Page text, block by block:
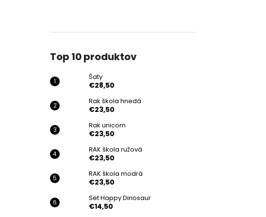
Top 10 produktov
Šaty
€28,50
Rak škola hnedá
€23,50
Rak unicorn
€23,50
RAK škola ružová
€23,50
RAK škola modrá
€23,50
Set Happy Dinosaur
€14,50